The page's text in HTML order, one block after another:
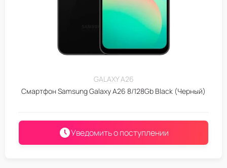
GALAXY A26
Смартфон Samsung Galaxy A26 8/128Gb Black (Черный)
Уведомить о поступлении